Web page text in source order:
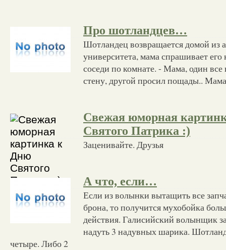
Про шотландцев…
Шотландец возвращается домой из
университета, мама спрашивает
соседи по комнате. - Мама, один все
стену, другой просил пощады..
Свежая юморная
Святого Патрика :)
Заценивайте. Друзья
А что, если…
Если из волынки вытащить все
брона, то получится мухобойка
действия. Галисийский волынщик
надуть 3 надувных шарика.
четыре. Либо 2